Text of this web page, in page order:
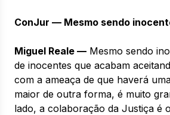
ConJur — Mesmo sendo
Miguel Reale — Mesmo sendo
de inocentes que acabam
com a ameaça de que haverá
maior de outra forma, é muito
lado, a colaboração da Justiça é